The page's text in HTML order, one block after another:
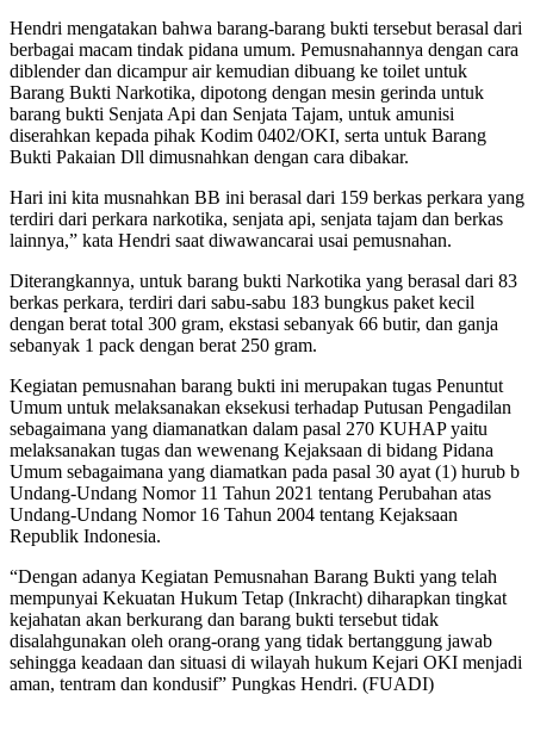
Hendri mengatakan bahwa barang-barang bukti tersebut berasal dari
berbagai macam tindak pidana umum. Pemusnahannya dengan cara
diblender dan dicampur air kemudian dibuang ke toilet untuk
Barang Bukti Narkotika, dipotong dengan mesin gerinda untuk
barang bukti Senjata Api dan Senjata Tajam, untuk amunisi
diserahkan kepada pihak Kodim 0402/OKI, serta untuk Barang
Bukti Pakaian Dll dimusnahkan dengan cara dibakar.
Hari ini kita musnahkan BB ini berasal dari 159 berkas perkara yang
terdiri dari perkara narkotika, senjata api, senjata tajam dan berkas
lainnya,” kata Hendri saat diwawancarai usai pemusnahan.
Diterangkannya, untuk barang bukti Narkotika yang berasal dari 83
berkas perkara, terdiri dari sabu-sabu 183 bungkus paket kecil
dengan berat total 300 gram, ekstasi sebanyak 66 butir, dan ganja
sebanyak 1 pack dengan berat 250 gram.
Kegiatan pemusnahan barang bukti ini merupakan tugas Penuntut
Umum untuk melaksanakan eksekusi terhadap Putusan Pengadilan
sebagaimana yang diamanatkan dalam pasal 270 KUHAP yaitu
melaksanakan tugas dan wewenang Kejaksaan di bidang Pidana
Umum sebagaimana yang diamatkan pada pasal 30 ayat (1) hurub b
Undang-Undang Nomor 11 Tahun 2021 tentang Perubahan atas
Undang-Undang Nomor 16 Tahun 2004 tentang Kejaksaan
Republik Indonesia.
“Dengan adanya Kegiatan Pemusnahan Barang Bukti yang telah
mempunyai Kekuatan Hukum Tetap (Inkracht) diharapkan tingkat
kejahatan akan berkurang dan barang bukti tersebut tidak
disalahgunakan oleh orang-orang yang tidak bertanggung jawab
sehingga keadaan dan situasi di wilayah hukum Kejari OKI menjadi
aman, tentram dan kondusif” Pungkas Hendri. (FUADI)